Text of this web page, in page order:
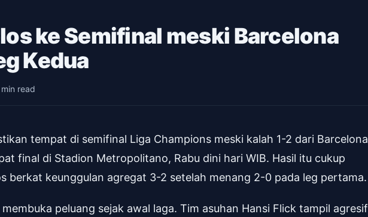
ke Semifinal meski Barcelona
Kedua
read
tempat di semifinal Liga Champions meski kalah 1-2 dari Barcelona
final di Stadion Metropolitano, Rabu dini hari WIB. Hasil itu cukup
berkat keunggulan agregat 3-2 setelah menang 2-0 pada leg pertama.
peluang sejak awal laga. Tim asuhan Hansi Flick tampil agresif